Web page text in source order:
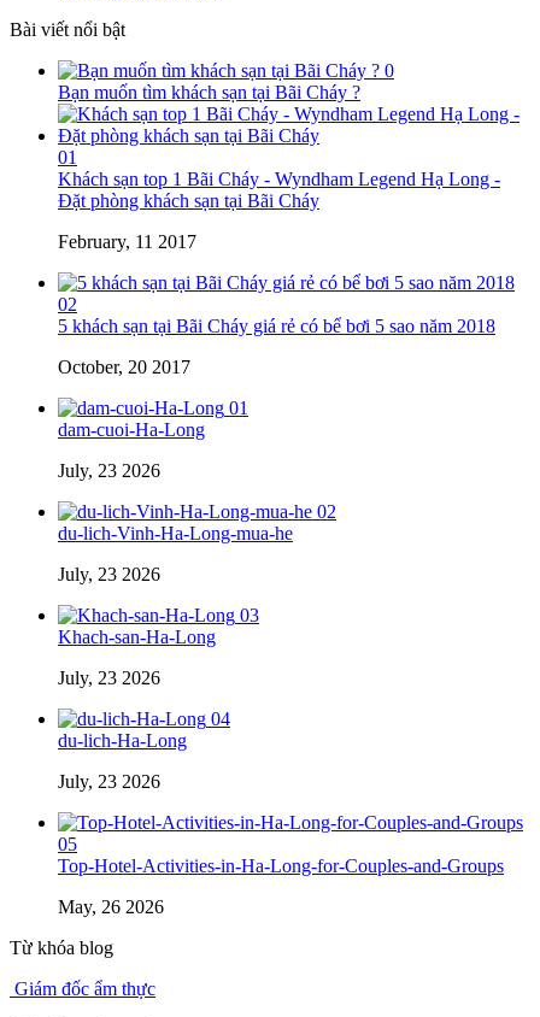
Bài viết nổi bật
0
Bạn muốn tìm khách sạn tại Bãi Cháy ?
01
Khách sạn top 1 Bãi Cháy - Wyndham Legend Hạ Long -
Đặt phòng khách sạn tại Bãi Cháy
February, 11 2017
02
5 khách sạn tại Bãi Cháy giá rẻ có bể bơi 5 sao năm 2018
October, 20 2017
01
dam-cuoi-Ha-Long
July, 23 2026
02
du-lich-Vinh-Ha-Long-mua-he
July, 23 2026
03
Khach-san-Ha-Long
July, 23 2026
04
du-lich-Ha-Long
July, 23 2026
05
Top-Hotel-Activities-in-Ha-Long-for-Couples-and-Groups
May, 26 2026
Từ khóa blog
Giám đốc ẩm thực